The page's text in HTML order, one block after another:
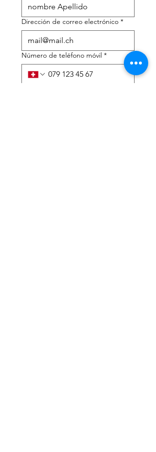
Dirección de correo electrónico *
Número de teléfono móvil *